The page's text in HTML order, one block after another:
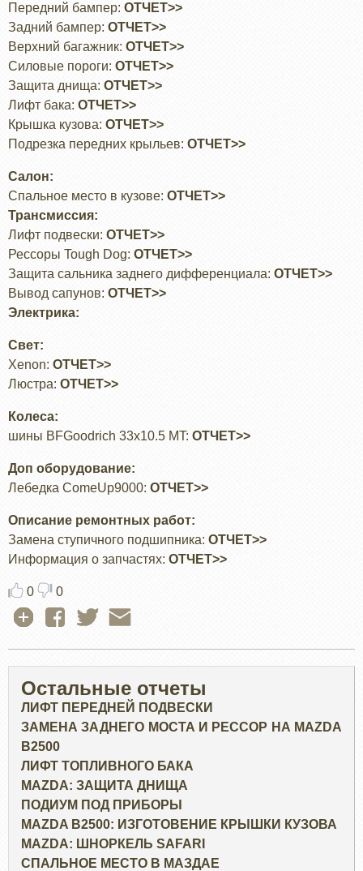
Передний бампер: ОТЧЕТ>>
Задний бампер: ОТЧЕТ>>
Верхний багажник: ОТЧЕТ>>
Силовые пороги: ОТЧЕТ>>
Защита днища: ОТЧЕТ>>
Лифт бака: ОТЧЕТ>>
Крышка кузова: ОТЧЕТ>>
Подрезка передних крыльев: ОТЧЕТ>>
Салон:
Спальное место в кузове: ОТЧЕТ>>
Трансмиссия:
Лифт подвески: ОТЧЕТ>>
Рессоры Tough Dog: ОТЧЕТ>>
Защита сальника заднего дифференциала: ОТЧЕТ>>
Вывод сапунов: ОТЧЕТ>>
Электрика:
Свет:
Xenon: ОТЧЕТ>>
Люстра: ОТЧЕТ>>
Колеса:
шины BFGoodrich 33x10.5 MT: ОТЧЕТ>>
Доп оборудование:
Лебедка ComeUp9000: ОТЧЕТ>>
Описание ремонтных работ:
Замена ступичного подшипника: ОТЧЕТ>>
Информация о запчастях: ОТЧЕТ>>
0 0
Остальные отчеты
ЛИФТ ПЕРЕДНЕЙ ПОДВЕСКИ
ЗАМЕНА ЗАДНЕГО МОСТА И РЕССОР НА MAZDA
B2500
ЛИФТ ТОПЛИВНОГО БАКА
MAZDA: ЗАЩИТА ДНИЩА
ПОДИУМ ПОД ПРИБОРЫ
MAZDA B2500: ИЗГОТОВЕНИЕ КРЫШКИ КУЗОВА
MAZDA: ШНОРКЕЛЬ SAFARI
СПАЛЬНОЕ МЕСТО В МАЗДАЕ